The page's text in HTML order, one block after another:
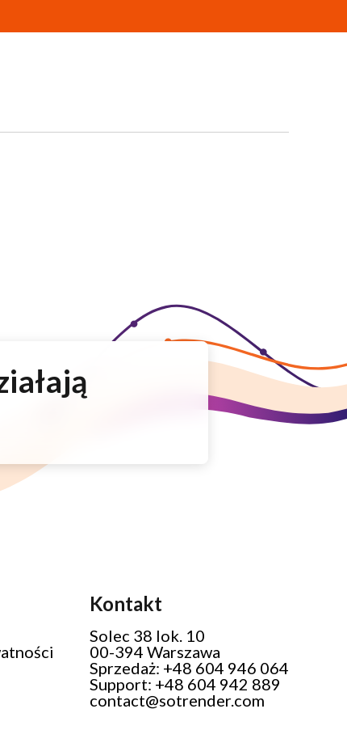
Kontakt
Solec 38 lok. 10
00-394 Warszawa
Sprzedaż: +48 604 946 064
Support: +48 604 942 889
contact@sotrender.com